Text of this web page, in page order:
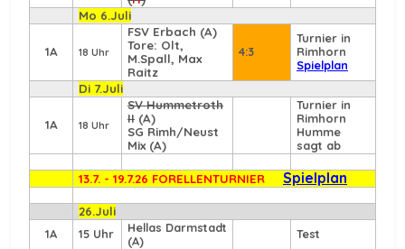
Mo 6.Juli
1A 18 Uhr
FSV Erbach (A)
Tore: Olt,
M.Spall, Max
Raitz
4:3
Turnier in
Rimhorn
Spielplan
Di 7.Juli
1A 18 Uhr
SV Hummetroth
II (A)
SG Rimh/Neust
Mix (A)
Turnier in
Rimhorn
Humme
sagt ab
13.7. - 19.7.26 FORELLENTURNIER Spielplan
26.Juli
1A
15 Uhr
Hellas Darmstadt
(A)
Test